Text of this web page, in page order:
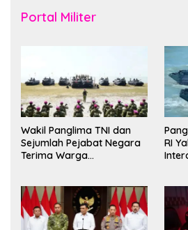
Portal Militer
Wakil Panglima TNI dan
Sejumlah Pejabat Negara
Terima Warga
RI